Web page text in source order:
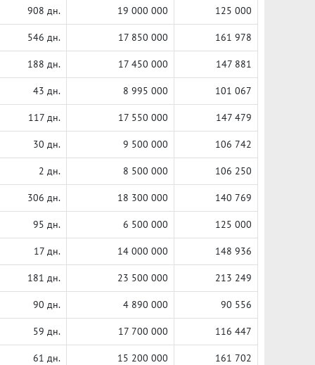
908 дн. 19 000 000 125 000
546 дн. 17 850 000 161 978
188 дн. 17 450 000 147 881
43 дн. 8 995 000 101 067
117 дн. 17 550 000 147 479
30 дн. 9 500 000 106 742
2 дн. 8 500 000 106 250
306 дн. 18 300 000 140 769
95 дн. 6 500 000 125 000
17 дн. 14 000 000 148 936
181 дн. 23 500 000 213 249
90 дн. 4 890 000 90 556
59 дн. 17 700 000 116 447
61 дн. 15 200 000 161 702